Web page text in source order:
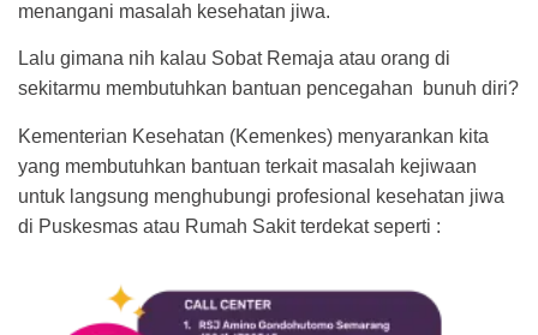
menangani masalah kesehatan jiwa.
Lalu gimana nih kalau Sobat Remaja atau orang di
sekitarmu membutuhkan bantuan pencegahan bunuh diri?
Kementerian Kesehatan (Kemenkes) menyarankan kita
yang membutuhkan bantuan terkait masalah kejiwaan
untuk langsung menghubungi profesional kesehatan jiwa
di Puskesmas atau Rumah Sakit terdekat seperti :